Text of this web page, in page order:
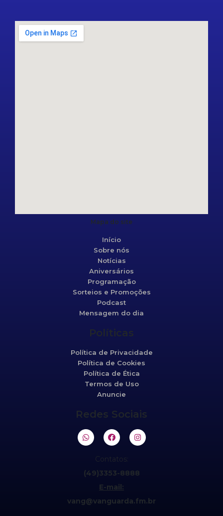
Mapa do site
Início
Sobre nós
Notícias
Aniversários
Programação
Sorteios e Promoções
Podcast
Mensagem do dia
Políticas
Política de Privacidade
Política de Cookies
Política de Ética
Termos de Uso
Anuncie
Redes Sociais
Contatos:
(49)3353-8888
E-mail:
vang@vanguarda.fm.br